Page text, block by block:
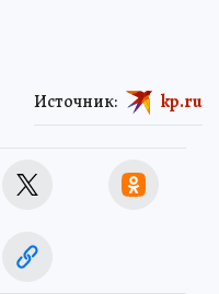
Источник: kp.ru